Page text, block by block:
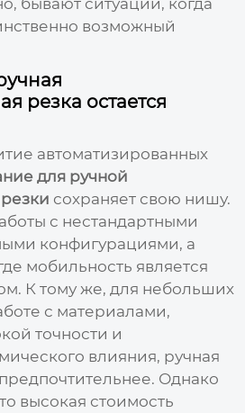
возможный
резка остается
автоматизированных
для ручной
сохраняет свою нишу.
с нестандартными
конфигурациями, а
мобильность является
К тому же, для небольших
с материалами,
точности и
влияния, ручная
Однако
высокая стоимость